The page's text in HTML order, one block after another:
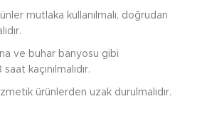
mutlaka kullanılmalı, doğrudan
ve buhar banyosu gibi
kaçınılmalıdır.
ürünlerden uzak durulmalıdır.